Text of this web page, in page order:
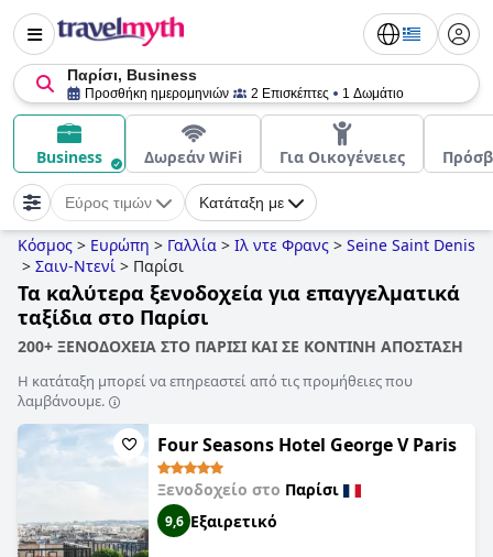
Παρίσι, Business
Προσθήκη ημερομηνιών 2 Επισκέπτες 1 Δωμάτιο
Business Δωρεάν WiFi Για Οικογένειες
Εύρος τιμών Κατάταξη με
Κόσμος > Ευρώπη > Γαλλία > Ιλ ντε Φρανς > Seine Saint Denis
> Σαιν-Ντενί > Παρίσι
Τα καλύτερα ξενοδοχεία για επαγγελματικά
ταξίδια στο Παρίσι
200+ ΞΕΝΟΔΟΧΕΙΑ ΣΤΟ ΠΑΡΙΣΙ ΚΑΙ ΣΕ ΚΟΝΤΙΝΗ ΑΠΟΣΤΑΣΗ
Η κατάταξη μπορεί να επηρεαστεί από τις προμήθειες που
λαμβάνουμε.
Four Seasons Hotel George V Paris
Ξενοδοχείο στο Παρίσι
9,6 Εξαιρετικό